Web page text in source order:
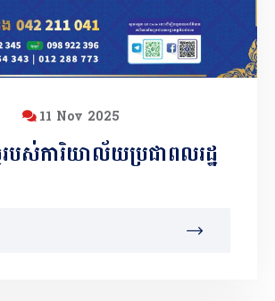
11 Nov 2025
របស់ការិយាល័យប្រជាពលរដ្ឋ